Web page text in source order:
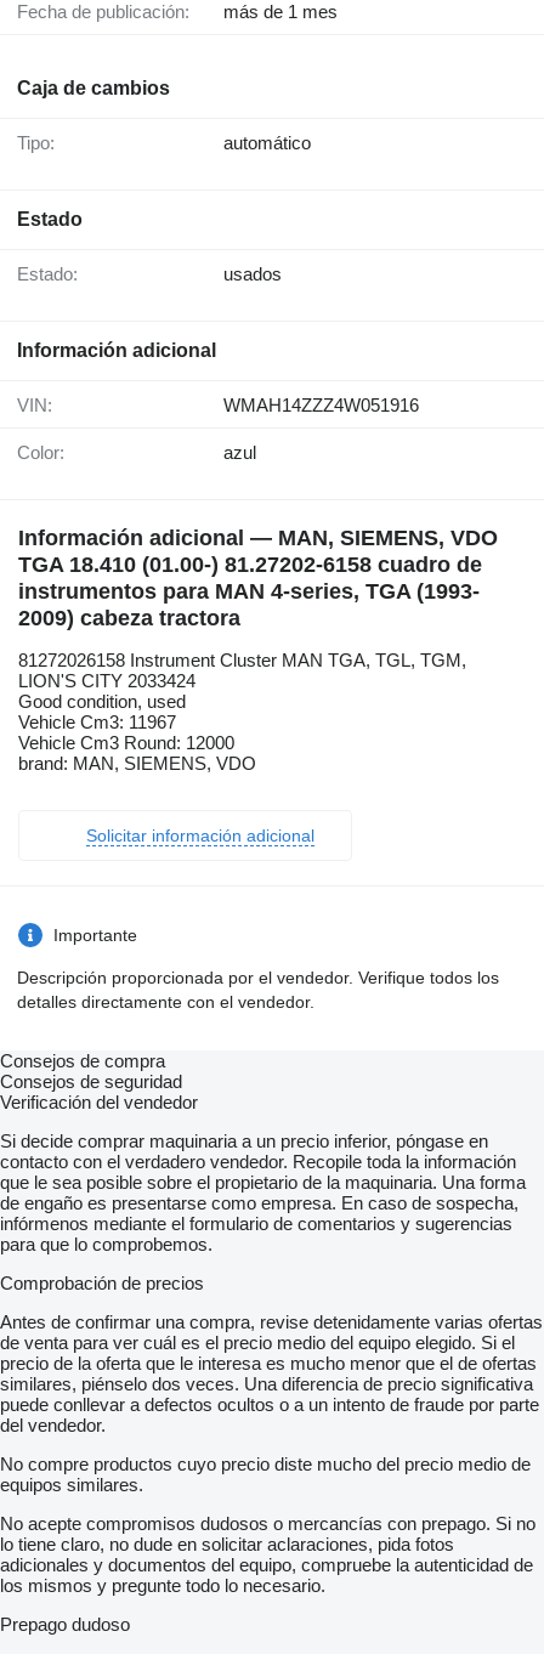
Fecha de publicación: más de 1 mes
Caja de cambios
Tipo: automático
Estado
Estado: usados
Información adicional
VIN: WMAH14ZZZ4W051916
Color: azul
Información adicional — MAN, SIEMENS, VDO
TGA 18.410 (01.00-) 81.27202-6158 cuadro de
instrumentos para MAN 4-series, TGA (1993-
2009) cabeza tractora
81272026158 Instrument Cluster MAN TGA, TGL, TGM,
LION'S CITY 2033424
Good condition, used
Vehicle Cm3: 11967
Vehicle Cm3 Round: 12000
brand: MAN, SIEMENS, VDO
Solicitar información adicional
Importante
Descripción proporcionada por el vendedor. Verifique todos los
detalles directamente con el vendedor.
Consejos de compra
Consejos de seguridad
Verificación del vendedor
Si decide comprar maquinaria a un precio inferior, póngase en
contacto con el verdadero vendedor. Recopile toda la información
que le sea posible sobre el propietario de la maquinaria. Una forma
de engaño es presentarse como empresa. En caso de sospecha,
infórmenos mediante el formulario de comentarios y sugerencias
para que lo comprobemos.
Comprobación de precios
Antes de confirmar una compra, revise detenidamente varias ofertas
de venta para ver cuál es el precio medio del equipo elegido. Si el
precio de la oferta que le interesa es mucho menor que el de ofertas
similares, piénselo dos veces. Una diferencia de precio significativa
puede conllevar a defectos ocultos o a un intento de fraude por parte
del vendedor.
No compre productos cuyo precio diste mucho del precio medio de
equipos similares.
No acepte compromisos dudosos o mercancías con prepago. Si no
lo tiene claro, no dude en solicitar aclaraciones, pida fotos
adicionales y documentos del equipo, compruebe la autenticidad de
los mismos y pregunte todo lo necesario.
Prepago dudoso